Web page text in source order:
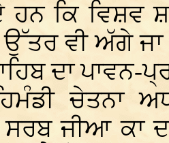
ਕਿ ਵਿਸ਼ਵ
ਵੀ ਅੱਗੇ ਜਾ
ਦਾ
ਚੇਤਨਾ
ਜੀਆ ਕਾ